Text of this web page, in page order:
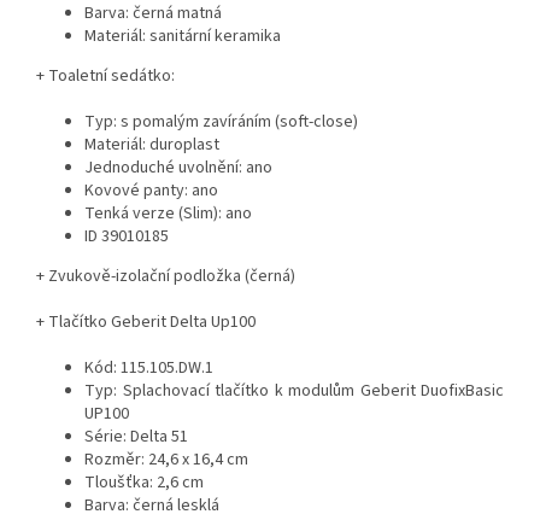
Barva: černá matná
Materiál: sanitární keramika
+ Toaletní sedátko:
Typ: s pomalým zavíráním (soft-close)
Materiál: duroplast
Jednoduché uvolnění: ano
Kovové panty: ano
Tenká verze (Slim): ano
ID 39010185
+ Zvukově-izolační podložka (černá)
+ Tlačítko Geberit Delta Up100
Kód: 115.105.DW.1
Typ: Splachovací tlačítko k modulům Geberit DuofixBasic
UP100
Série: Delta 51
Rozměr: 24,6 x 16,4 cm
Tloušťka: 2,6 cm
Barva: černá lesklá